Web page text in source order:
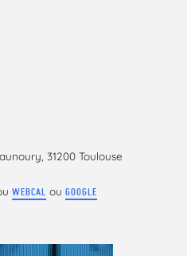
31200 Toulouse
WEBCAL ou GOOGLE